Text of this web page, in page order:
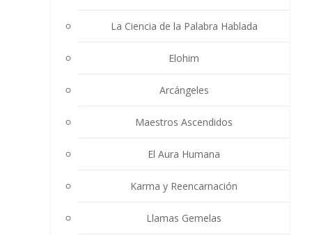
La Ciencia de la Palabra Hablada
Elohim
Arcángeles
Maestros Ascendidos
El Aura Humana
Karma y Reencarnación
Llamas Gemelas